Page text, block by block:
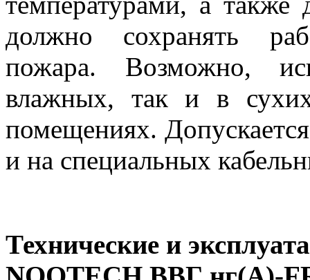
должно сохранять
пожара. Возможно,
влажных, так и в
помещениях.
и на специальных
Технические и